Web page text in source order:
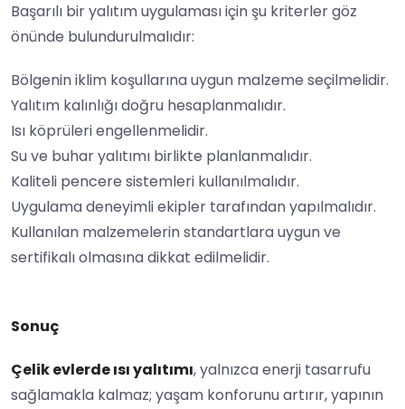
Başarılı bir yalıtım uygulaması için şu kriterler göz
önünde bulundurulmalıdır:
Bölgenin iklim koşullarına uygun malzeme seçilmelidir.
Yalıtım kalınlığı doğru hesaplanmalıdır.
Isı köprüleri engellenmelidir.
Su ve buhar yalıtımı birlikte planlanmalıdır.
Kaliteli pencere sistemleri kullanılmalıdır.
Uygulama deneyimli ekipler tarafından yapılmalıdır.
Kullanılan malzemelerin standartlara uygun ve
sertifikalı olmasına dikkat edilmelidir.
Sonuç
Çelik evlerde ısı yalıtımı, yalnızca enerji tasarrufu
sağlamakla kalmaz; yaşam konforunu artırır, yapının